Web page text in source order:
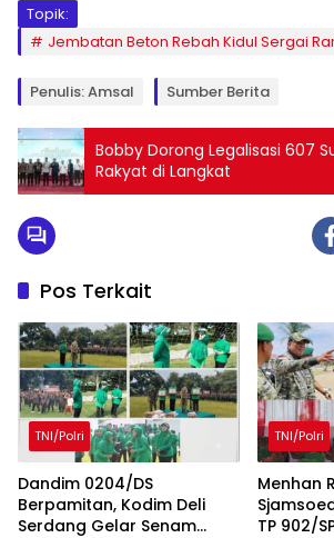
Topik:
Jembatan Beton Rebah Kidul Sergai
Penulis: Amsal Sumber Berita
Bobby Dorong Legalisasi 607
Rakyat di Langkat
Pos Terkait
TNI/Polri
Dandim 0204/DS
Berpamitan, Kodim Deli
Serdang Gelar Senam
TNI/Polri
Menhan
TP 902/